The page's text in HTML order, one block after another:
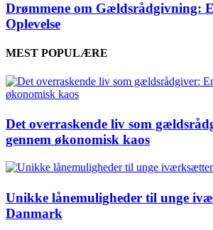
Drømmene om Gældsrådgivning:
Oplevelse
MEST POPULÆRE
Det overraskende liv som
gennem økonomisk kaos
Unikke lånemuligheder til unge
Danmark